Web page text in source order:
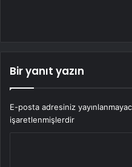
Bir yanıt yazın
E-posta adresiniz
işaretlenmişlerdir